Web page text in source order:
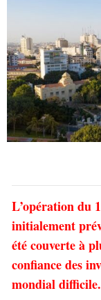
L’opération du
initialement
été couverte à
confiance des
mondial difficile.